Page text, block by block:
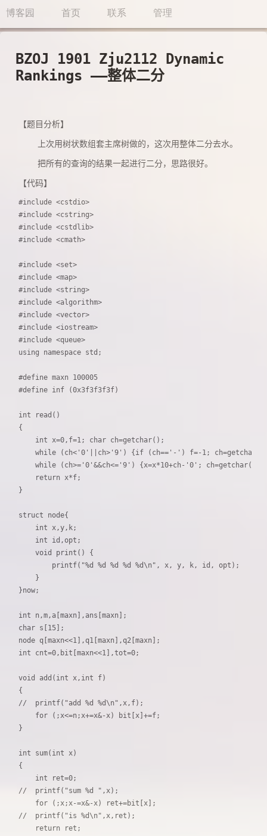
博客园 首页 联系 管理
BZOJ 1901 Zju2112 Dynamic
Rankings ——整体二分
【题目分析】
上次用树状数组套主席树做的，这次用整体二分去水。
把所有的查询的结果一起进行二分，思路很好。
【代码】
#include <cstdio>
#include <cstring>
#include <cstdlib>
#include <cmath>
#include <set>
#include <map>
#include <string>
#include <algorithm>
#include <vector>
#include <iostream>
#include <queue>
using namespace std;
#define maxn 100005
#define inf (0x3f3f3f3f)
int read()
{
    int x=0,f=1; char ch=getchar();
while (ch<'0'||ch>'9') {if (ch=='-') f=-1;
    while (ch>='0'&&ch<='9') {x=x*10+ch-'0'; ch=getchar();}
    return x*f;
}
struct node{
    int x,y,k;
    int id,opt;
    void print() {
        printf("%d %d %d %d %d\n", x, y, k, id, opt);
    }
}now;
int n,m,a[maxn],ans[maxn];
char s[15];
node q[maxn<<1],q1[maxn],q2[maxn];
int cnt=0,bit[maxn<<1],tot=0;
void add(int x,int f)
{
//  printf("add %d %d\n",x,f);
    for (;x<=n;x+=x&-x) bit[x]+=f;
}
int sum(int x)
{
    int ret=0;
//  printf("sum %d ",x);
    for (;x;x-=x&-x) ret+=bit[x];
//  printf("is %d\n",x,ret);
    return ret;